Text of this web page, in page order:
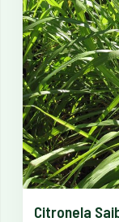
Citronela